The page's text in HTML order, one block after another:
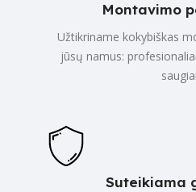
Montavimo
Užtikriname kokybiškas
jūsų namus:
Suteikiama